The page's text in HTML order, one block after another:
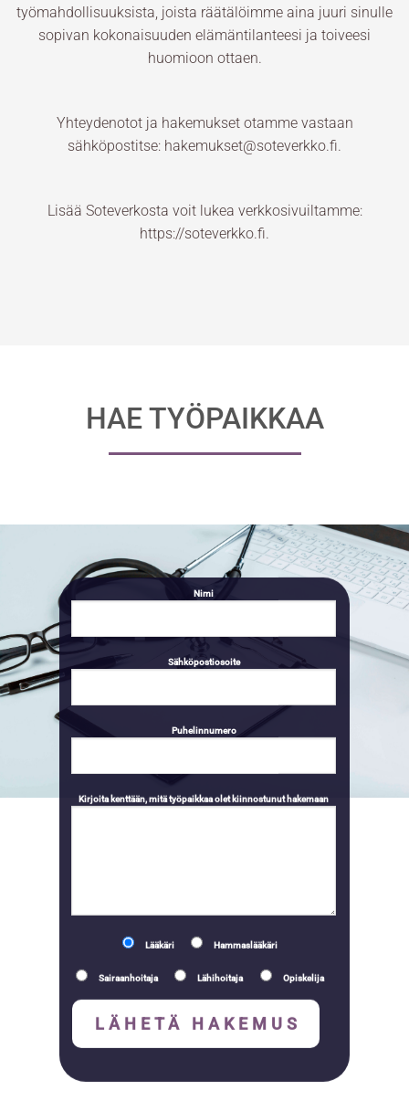
työmahdollisuuksista, joista räätälöimme aina juuri sinulle
sopivan kokonaisuuden elämäntilanteesi ja toiveesi
huomioon ottaen.
Yhteydenotot ja hakemukset otamme vastaan
sähköpostitse: hakemukset@soteverkko.fi.
Lisää Soteverkosta voit lukea verkkosivuiltamme:
https://soteverkko.fi.
HAE TYÖPAIKKAA
Nimi
Sähköpostiosoite
Puhelinnumero
Kirjoita kenttään, mitä työpaikkaa olet kiinnostunut hakemaan
Lääkäri Hammaslääkäri
Sairaanhoitaja Lähihoitaja Opiskelija